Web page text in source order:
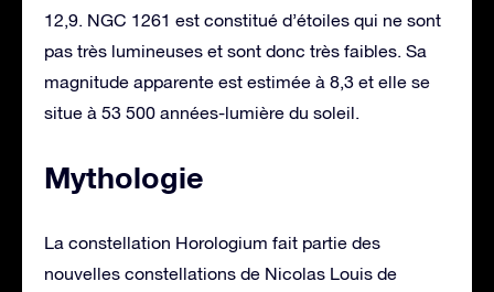
12,9. NGC 1261 est constitué d’étoiles qui ne sont
pas très lumineuses et sont donc très faibles. Sa
magnitude apparente est estimée à 8,3 et elle se
situe à 53 500 années-lumière du soleil.
Mythologie
La constellation Horologium fait partie des
nouvelles constellations de Nicolas Louis de